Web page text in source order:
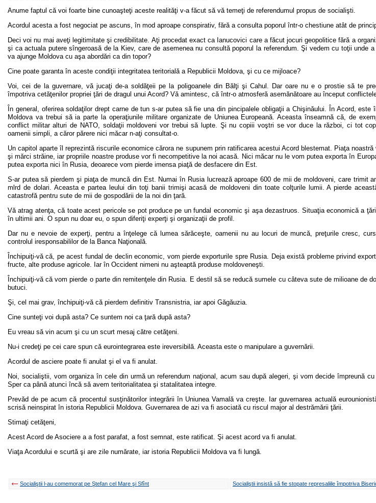
Anume faptul că voi foarte bine cunoaşteţi aceste realităţi v-a făcut să vă temeţi de referendumul propus de socialişti.
Acordul acesta a fost negociat pe ascuns, în mod aproape conspirativ, fără a consulta poporul într-o chestiune atât de
Deci voi nu mai aveţi legitimitate şi credibilitate. Aţi procedat exact ca Ianucovici care a făcut jocuri geopolitice fără a
şi ca actuala putere sîngeroasă de la Kiev, care de asemenea nu consultă poporul la referendum. Şi vedem cu toţii unde
va ajunge Moldova cu aşa abordări ca din topor?
Cine poate garanta în aceste condiţii integritatea teritorială a Republicii Moldova, şi cu ce mijloace?
Voi, cei de la guvernare, vă jucaţi de-a soldăţeii pe la poligoanele din Bălţi şi Cahul. Dar oare nu e o prostie să te
împotriva cetăţenilor propriei ţări de dragul unui Acord? Vă amintesc, că într-o atmosferă asemănătoare au început
În general, oferirea soldaţilor drept carne de tun s-ar putea să fie una din pincipalele obligaţii a Chişinăului. În Acord, este
Moldova va trebui să ia parte la operaţiunile militare organizate de Uniunea Europeană. Aceasta înseamnă că, de
conflict militar alturi de NATO, soldaţii moldoveni vor trebui să lupte. Şi nu copiii voştri se vor duce la război, ci tot
oamenii simpli, a căror părere nici măcar n-aţi consultat-o.
Un capitol aparte îl reprezintă riscurile economice cărora ne supunem prin ratificarea acestui Acord blestemat. Piaţa
şi mărci străine, iar propriile noastre produse vor fi necompetitive la noi acasă. Nici măcar nu le vom putea exporta în
putea exporta nici în Rusia, deoarece vom pierde imensa piaţă de desfacere din Est.
S-ar putea să pierdem şi piaţa de muncă din Est. Numai în Rusia lucrează aproape 600 de mii de moldoveni, care trimit
mlrd de dolari. Aceasta e partea leului din toţi banii trimişi acasă de moldoveni din toate colţurile lumii. A pierde
catastrofă pentru sute de mii de gospodării de la noi din ţară.
Vă atrag atenţa, că toate acest pericole se pot produce pe un fundal economic şi aşa dezastruos. Situaţia economică a
în ultimii ani. O spun nu doar eu, o spun diferiţi experţi şi organizaţii de profil.
Dar nu e nevoie de experţi, pentru a înţelege că lumea sărăceşte, oamenii nu au locuri de muncă, preţurile cresc,
controlul iresponsabililor de la Banca Naţională.
Închipuiţi-vă că, pe acest fundal de declin economic, vom pierde exporturile spre Rusia. Deja există probleme privind
fructe, alte produse agricole. Iar în Occident nimeni nu aşteaptă produse moldoveneşti.
Închipuiţi-vă că vom pierde o parte din remitenţele din Rusia. E destil să se reducă sumele cu câteva sute de milioane de
butuci.
Şi, cel mai grav, închipuiţi-vă că pierdem definitiv Transnistria, iar apoi Găgăuzia.
Cine sunteţi voi după asta? Ce suntem noi ca ţară după asta?
Eu vreau să vin acum şi cu un scurt mesaj către cetăţeni.
Nu-i credeţi pe cei care spun că eurointegrarea este ireversibilă. Aceasta este o manipulare a guvernării.
Acordul de asciere poate fi anulat şi el va fi anulat.
Noi, socialiştii, vom organiza în cele din urmă un referendum naţional, acum sau după alegeri, şi vom decide împreună
Sper ca până atunci încă să avem teritorialitatea şi statalitatea integre.
Prevăd de pe acum că procentul susţinătorilor integrării în Uniunea Vamală va creşte. Iar guvernarea actuală
scrisă neinspirat în istoria Republicii Moldova. Guvernarea de azi va fi asociată cu riscul major al destrămării ţării.
Stimaţi cetăţeni,
Acest Acord de Asociere a a fost parafat, a fost semnat, este ratificat. Şi acest acord va fi anulat.
Viaţa Acordului e scurtă şi are zile numărate, iar istoria Republicii Moldova va fi lungă.
Socialiştii l-au comemorat pe Ştefan cel Mare şi Sfînt Socialiştii insistă să fie stopate represaliile împotriva